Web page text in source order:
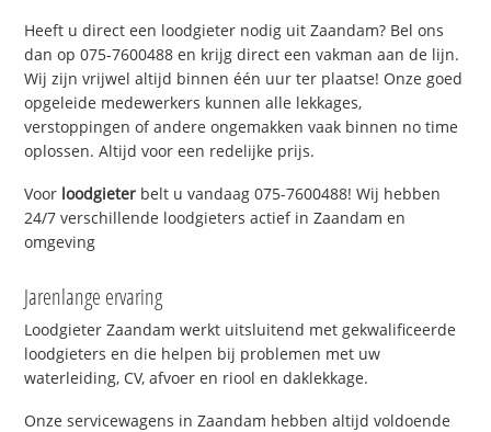
Heeft u direct een loodgieter nodig uit Zaandam? Bel ons
dan op 075-7600488 en krijg direct een vakman aan de lijn.
Wij zijn vrijwel altijd binnen één uur ter plaatse! Onze goed
opgeleide medewerkers kunnen alle lekkages,
verstoppingen of andere ongemakken vaak binnen no time
oplossen. Altijd voor een redelijke prijs.
Voor loodgieter belt u vandaag 075-7600488! Wij hebben
24/7 verschillende loodgieters actief in Zaandam en
omgeving
Jarenlange ervaring
Loodgieter Zaandam werkt uitsluitend met gekwalificeerde
loodgieters en die helpen bij problemen met uw
waterleiding, CV, afvoer en riool en daklekkage.
Onze servicewagens in Zaandam hebben altijd voldoende